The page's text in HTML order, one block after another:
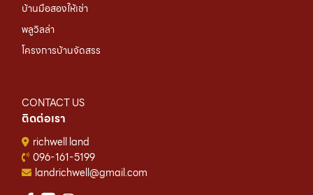
บ้านมือสองให้เช่า
พลูวิลล่า
โครงการบ้านจัดสรร
CONTACT US
ติดต่อเรา
richwell land
096-161-5199
landrichwell@gmail.com